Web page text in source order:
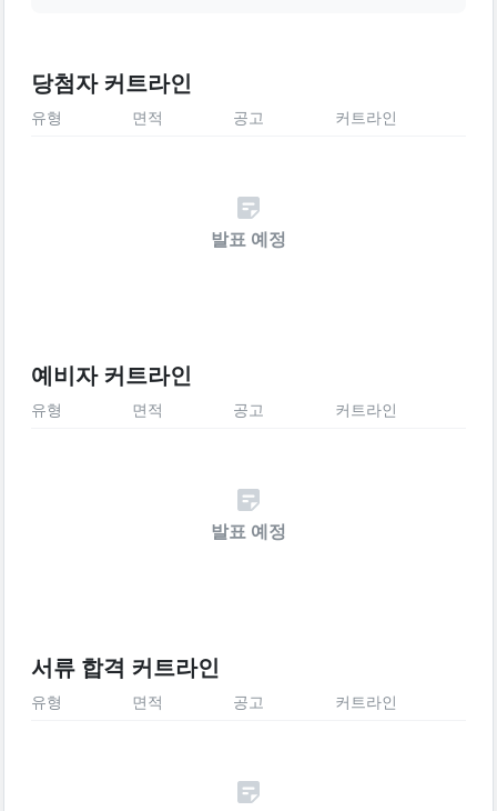
당첨자 커트라인
유형 면적 공고 커트라인
발표 예정
예비자 커트라인
유형 면적 공고 커트라인
발표 예정
서류 합격 커트라인
유형 면적 공고 커트라인